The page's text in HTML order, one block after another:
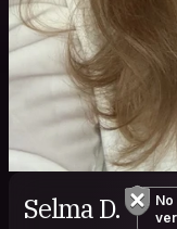
Selma D.
No